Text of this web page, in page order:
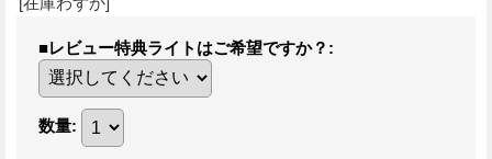
■レビュー特典ライトはご希望ですか？ :
数量: